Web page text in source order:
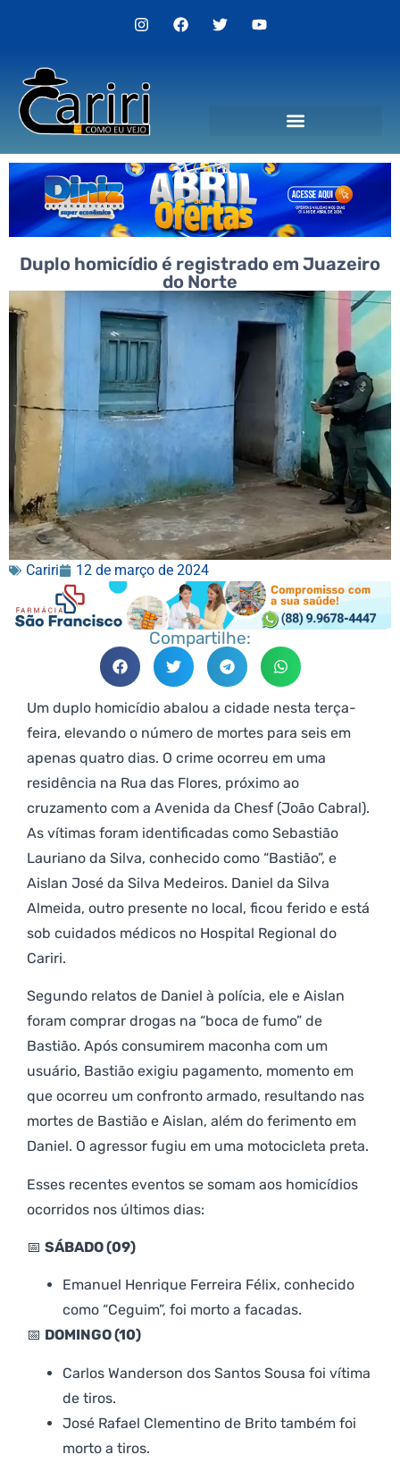
Duplo homicídio é registrado em Juazeiro
do Norte
Cariri 12 de março de 2024
Compartilhe:
Um duplo homicídio abalou a cidade nesta terça-
feira, elevando o número de mortes para seis em
apenas quatro dias. O crime ocorreu em uma
residência na Rua das Flores, próximo ao
cruzamento com a Avenida da Chesf (João Cabral).
As vítimas foram identificadas como Sebastião
Lauriano da Silva, conhecido como “Bastião”, e
Aislan José da Silva Medeiros. Daniel da Silva
Almeida, outro presente no local, ficou ferido e está
sob cuidados médicos no Hospital Regional do
Cariri.
Segundo relatos de Daniel à polícia, ele e Aislan
foram comprar drogas na “boca de fumo” de
Bastião. Após consumirem maconha com um
usuário, Bastião exigiu pagamento, momento em
que ocorreu um confronto armado, resultando nas
mortes de Bastião e Aislan, além do ferimento em
Daniel. O agressor fugiu em uma motocicleta preta.
Esses recentes eventos se somam aos homicídios
ocorridos nos últimos dias:
📅 SÁBADO (09)
Emanuel Henrique Ferreira Félix, conhecido
como “Ceguim”, foi morto a facadas.
📅 DOMINGO (10)
Carlos Wanderson dos Santos Sousa foi vítima
de tiros.
José Rafael Clementino de Brito também foi
morto a tiros.